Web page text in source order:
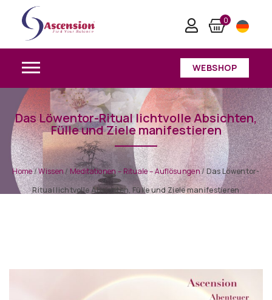
0
WEBSHOP
Das Löwentor-Ritual lichtvolle Absichten,
Fülle und Ziele manifestieren
Home/Wissen/ Meditationen – Rituale – Auflösungen/Das Löwentor-
Ritual lichtvolle Absichten, Fülle und Ziele manifestieren